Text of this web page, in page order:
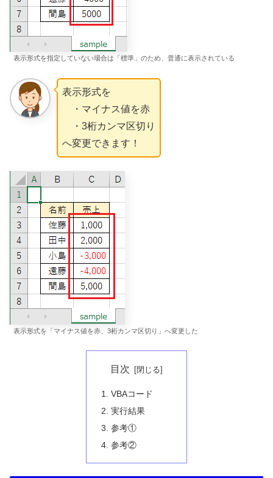
表示形式を指定していない場合は「標準」のため、普通に表示されている
表示形式を
・マイナス値を赤
・3桁カンマ区切り
へ変更できます！
表示形式を「マイナス値を赤、3桁カンマ区切り」へ変更した
目次
VBAコード
実行結果
参考①
参考②